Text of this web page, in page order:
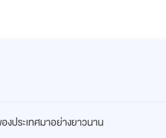
ประเทศมาอย่างยาวนาน